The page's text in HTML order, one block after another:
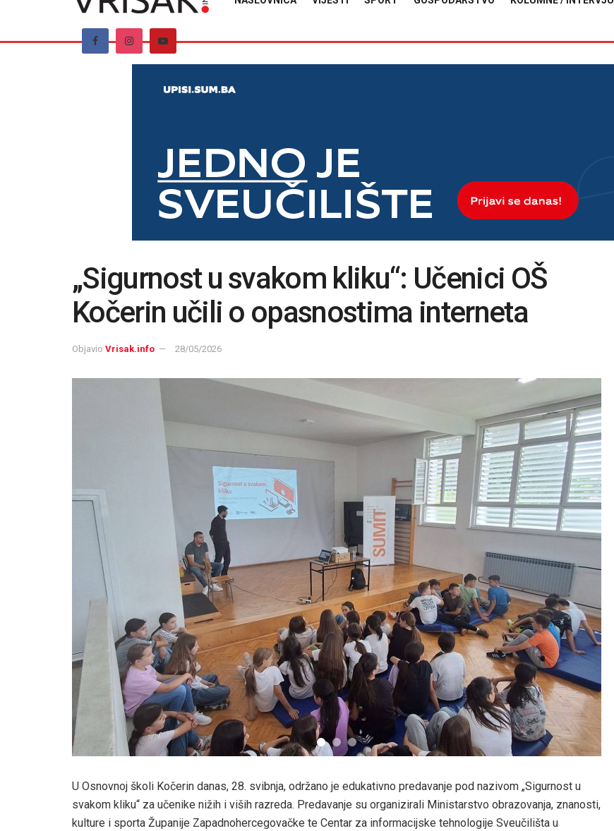
„Sigurnost u svakom kliku“: Učenici OŠ
Kočerin učili o opasnostima interneta
Objavio Vrisak.info 28/05/2026
U Osnovnoj školi Kočerin danas, 28. svibnja, održano je edukativno predavanje pod nazivom „Sigurnost u
svakom kliku“ za učenike nižih i viših razreda. Predavanje su organizirali Ministarstvo obrazovanja, znanosti,
kulture i sporta Županije Zapadnohercegovačke te Centar za informacijske tehnologije Sveučilišta u